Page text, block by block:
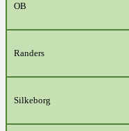
OB
Randers
Silkeborg